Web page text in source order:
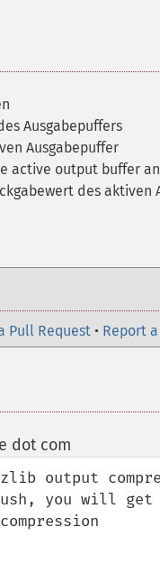
Ausgabepuffers
Ausgabepuffer
active output buffer
des
Pull Request • Report
dot com
output
you will